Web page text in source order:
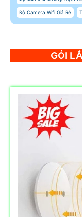
Bộ Camera Wifi Giá Rẻ
GÓI